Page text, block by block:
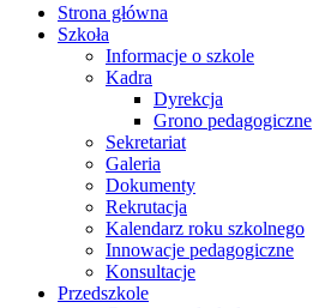
Strona główna
Szkoła
Informacje o szkole
Kadra
Dyrekcja
Grono pedagogiczne
Sekretariat
Galeria
Dokumenty
Rekrutacja
Kalendarz roku szkolnego
Innowacje pedagogiczne
Konsultacje
Przedszkole